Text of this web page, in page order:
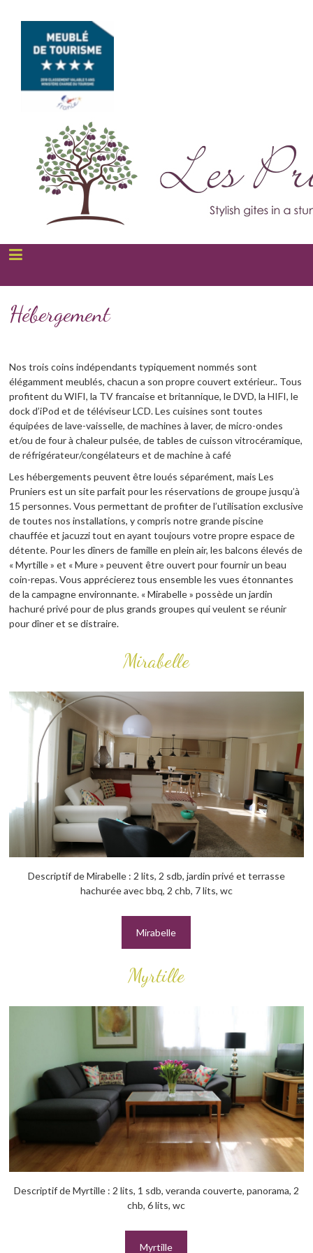
Hébergement
Nos trois coins indépendants typiquement nommés sont
élégamment meublés, chacun a son propre couvert extérieur.. Tous
profitent du WIFI, la TV francaise et britannique, le DVD, la HIFI, le
dock d’iPod et de téléviseur LCD. Les cuisines sont toutes
équipées de lave-vaisselle, de machines à laver, de micro-ondes
et/ou de four à chaleur pulsée, de tables de cuisson vitrocéramique,
de réfrigérateur/congélateurs et de machine à café
Les hébergements peuvent être loués séparément, mais Les
Pruniers est un site parfait pour les réservations de groupe jusqu’à
15 personnes. Vous permettant de profiter de l’utilisation exclusive
de toutes nos installations, y compris notre grande piscine
chauffée et jacuzzi tout en ayant toujours votre propre espace de
détente. Pour les dîners de famille en plein air, les balcons élevés de
« Myrtille » et « Mure » peuvent être ouvert pour fournir un beau
coin-repas. Vous apprécierez tous ensemble les vues étonnantes
de la campagne environnante. « Mirabelle » possède un jardin
hachuré privé pour de plus grands groupes qui veulent se réunir
pour dîner et se distraire.
Mirabelle
Descriptif de Mirabelle : 2 lits, 2 sdb, jardin privé et terrasse
hachurée avec bbq, 2 chb, 7 lits, wc
Mirabelle
Myrtille
Descriptif de Myrtille : 2 lits, 1 sdb, veranda couverte, panorama, 2
chb, 6 lits, wc
Myrtille